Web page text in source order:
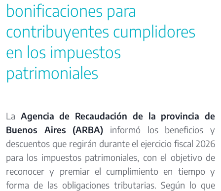
bonificaciones para
contribuyentes cumplidores
en los impuestos
patrimoniales
La Agencia de Recaudación de la provincia de
Buenos Aires (ARBA) informó los beneficios y
descuentos que regirán durante el ejercicio fiscal 2026
para los impuestos patrimoniales, con el objetivo de
reconocer y premiar el cumplimiento en tiempo y
forma de las obligaciones tributarias. Según lo que